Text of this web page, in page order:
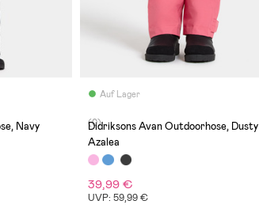
Navy
Auf Lager
(0)
Didriksons Avan Outdoorhose, Dusty
Azalea
39,99 €
UVP: 59,99 €